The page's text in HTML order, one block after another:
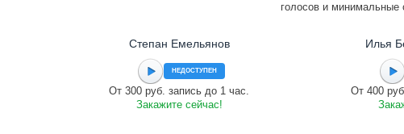
голосов и минимальные
Степан Емельянов
НЕДОСТУПЕН
От 300 руб. запись до 1 час.
Закажите сейчас!
Илья
От 400